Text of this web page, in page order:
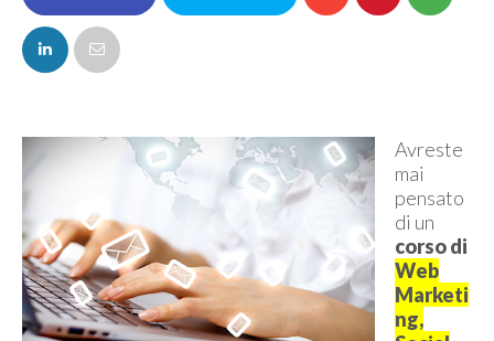
FACEBOOK
Avreste
mai
pensato
di un
corso di
Web
Marketi
ng,